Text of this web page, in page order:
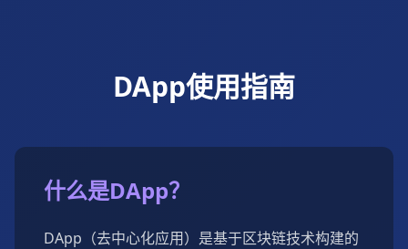
DApp使用指南
什么是DApp？
DApp（去中心化应用）是基于区块链技术构建的